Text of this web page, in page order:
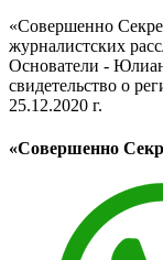
«Совершенно
журналистских
Основатели -
свидетельство о
25.12.2020 г.
«Совершенно